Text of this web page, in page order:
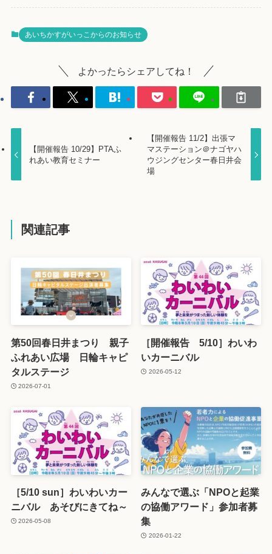
あいちかすがいっこからのお知らせ
よかったらシェアしてね！
【開催報告 10/29】PTAふ
れあい教育セミナー
【開催報告 11/2】出張マ
マステーション＠ナゴヤハ
ウジングセンター春日井会
場
関連記事
第50回春日井まつり 親子
ふれあい広場 日輪キャピ
タルステージ
2026-07-01
［開催報告 5/10］わいわ
いカーニバル
2026-05-12
［5/10 sun］わいわいカー
ニバル あそびにきてね～
2026-05-08
みんなで選ぶ「NPOと起業
の協働アワード」参加者募
集
2026-01-22